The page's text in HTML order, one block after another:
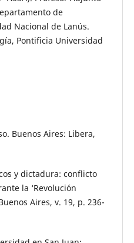
de
Nacional de Lanús.
Pontificia Universidad
Buenos Aires: Libera,
y dictadura: conflicto
la ‘Revolución
Aires, v. 19, p. 236-